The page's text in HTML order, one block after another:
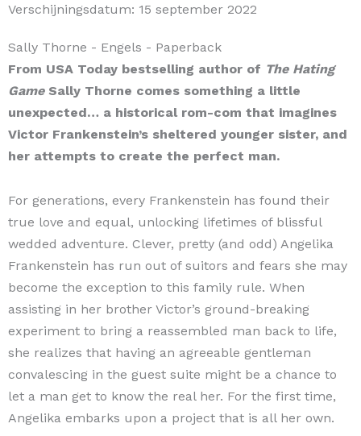
Verschijningsdatum: 15 september 2022
Sally Thorne - Engels - Paperback
From USA Today bestselling author of The Hating
GameSally Thorne comes something a little
unexpected… a historical rom-com that imagines
Victor Frankenstein’s sheltered younger sister, and
her attempts to create the perfect man.
For generations, every Frankenstein has found their
true love and equal, unlocking lifetimes of blissful
wedded adventure. Clever, pretty (and odd) Angelika
Frankenstein has run out of suitors and fears she may
become the exception to this family rule. When
assisting in her brother Victor’s ground-breaking
experiment to bring a reassembled man back to life,
she realizes that having an agreeable gentleman
convalescing in the guest suite might be a chance to
let a man get to know the real her. For the first time,
Angelika embarks upon a project that is all her own.